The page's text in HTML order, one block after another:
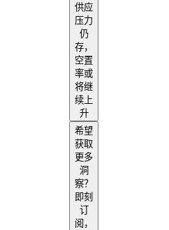
供应
压力
仍
存，
空置
率或
将继
续上
升
希望
获取
更多
洞
察？
即刻
订
阅，